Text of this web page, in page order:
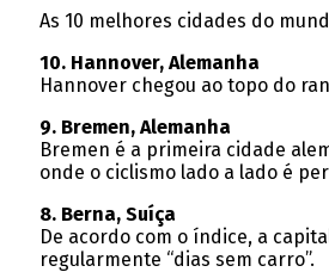
As 10 melhores cidades do
10. Hannover, Alemanha
Hannover chegou ao topo do
9. Bremen, Alemanha
Bremen é a primeira cidade
onde o ciclismo lado a lado é
8. Berna, Suíça
De acordo com o índice, a
regularmente “dias sem carro”.